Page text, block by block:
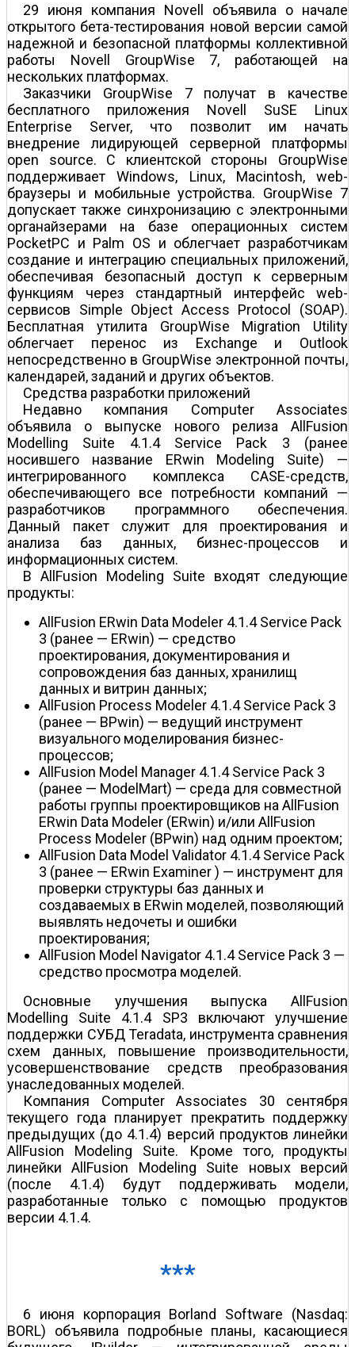
29 июня компания Novell объявила о начале
открытого бета-тестирования новой версии самой
надежной и безопасной платформы коллективной
работы Novell GroupWise 7, работающей на
нескольких платформах.
Заказчики GroupWise 7 получат в качестве
бесплатного приложения Novell SuSE Linux
Enterprise Server, что позволит им начать
внедрение лидирующей серверной платформы
open source. С клиентской стороны GroupWise
поддерживает Windows, Linux, Macintosh, web-
браузеры и мобильные устройства. GroupWise 7
допускает также синхронизацию с электронными
органайзерами на базе операционных систем
PocketPC и Palm OS и облегчает разработчикам
создание и интеграцию специальных приложений,
обеспечивая безопасный доступ к серверным
функциям через стандартный интерфейс web-
сервисов Simple Object Access Protocol (SOAP).
Бесплатная утилита GroupWise Migration Utility
облегчает перенос из Exchange и Outlook
непосредственно в GroupWise электронной почты,
календарей, заданий и других объектов.
Средства разработки приложений
Недавно компания Computer Associates
объявила о выпуске нового релиза AllFusion
Modelling Suite 4.1.4 Service Pack 3 (ранее
носившего название ERwin Modeling Suite) —
интегрированного комплекса CASE-средств,
обеспечивающего все потребности компаний —
разработчиков программного обеспечения.
Данный пакет служит для проектирования и
анализа баз данных, бизнес-процессов и
информационных систем.
В AllFusion Modeling Suite входят следующие
продукты:
AllFusion ERwin Data Modeler 4.1.4 Service Pack
3 (ранее — ERwin) — средство
проектирования, документирования и
сопровождения баз данных, хранилищ
данных и витрин данных;
AllFusion Process Modeler 4.1.4 Service Pack 3
(ранее — BPwin) — ведущий инструмент
визуального моделирования бизнес-
процессов;
AllFusion Model Manager 4.1.4 Service Pack 3
(ранее — ModelMart) — среда для совместной
работы группы проектировщиков на AllFusion
ERwin Data Modeler (ERwin) и/или AllFusion
Process Modeler (BPwin) над одним проектом;
AllFusion Data Model Validator 4.1.4 Service Pack
3 (ранее — ERwin Examiner ) — инструмент для
проверки структуры баз данных и
создаваемых в ERwin моделей, позволяющий
выявлять недочеты и ошибки
проектирования;
AllFusion Model Navigator 4.1.4 Service Pack 3 —
средство просмотра моделей.
Основные улучшения выпуска AllFusion
Modelling Suite 4.1.4 SP3 включают улучшение
поддержки СУБД Teradata, инструмента сравнения
схем данных, повышение производительности,
усовершенствование средств преобразования
унаследованных моделей.
Компания Computer Associates 30 сентября
текущего года планирует прекратить поддержку
предыдущих (до 4.1.4) версий продуктов линейки
AllFusion Modeling Suite. Кроме того, продукты
линейки AllFusion Modeling Suite новых версий
(после 4.1.4) будут поддерживать модели,
разработанные только с помощью продуктов
версии 4.1.4.
***
6 июня корпорация Borland Software (Nasdaq:
BORL) объявила подробные планы, касающиеся